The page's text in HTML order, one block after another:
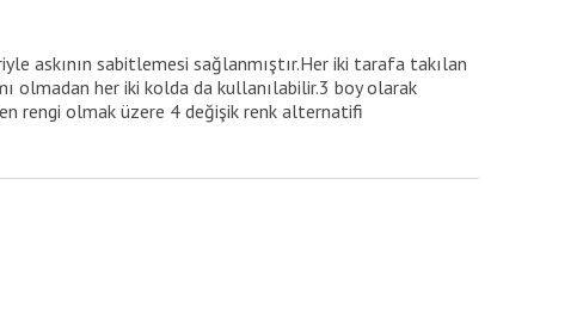
askının sabitlemesi sağlanmıştır.Her iki tarafa takılan
olmadan her iki kolda da kullanılabilir.3 boy olarak
rengi olmak üzere 4 değişik renk alternatifi